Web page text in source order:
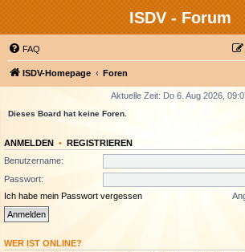
ISDV - Forum
FAQ
ISDV-Homepage Foren
Aktuelle Zeit: Do 6. Aug 2026,
Dieses Board hat keine Foren.
ANMELDEN • REGISTRIEREN
Benutzername:
Passwort:
Ich habe mein Passwort vergessen
WER IST ONLINE?